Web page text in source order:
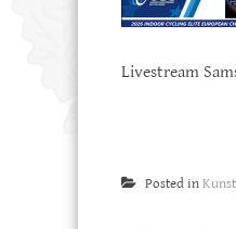
Livestream
Posted in